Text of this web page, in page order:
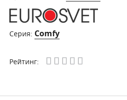
Серия: Comfy
Рейтинг: